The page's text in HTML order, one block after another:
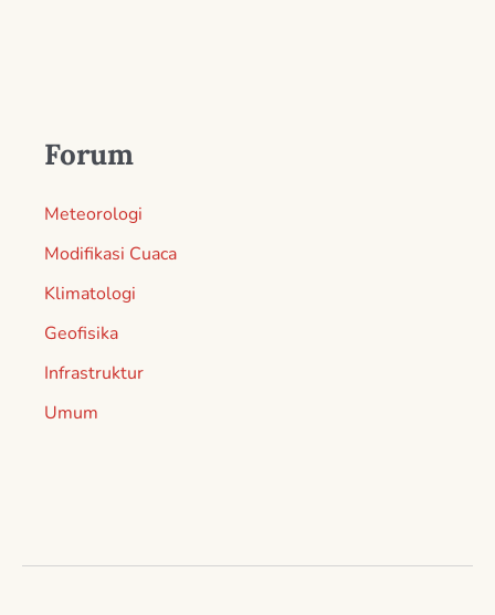
Forum
Meteorologi
Modifikasi Cuaca
Klimatologi
Geofisika
Infrastruktur
Umum